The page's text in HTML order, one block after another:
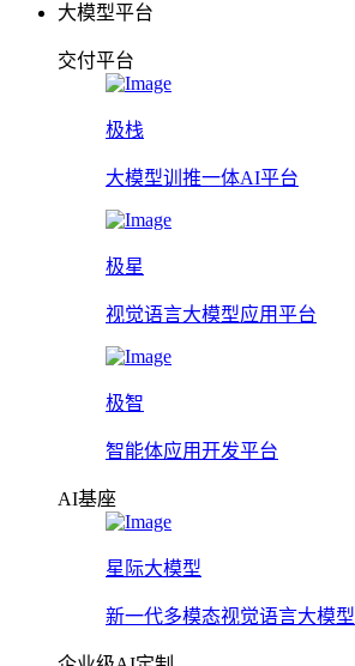
大模型平台
交付平台
极栈
大模型训推一体AI平台
极星
视觉语言大模型应用平台
极智
智能体应用开发平台
AI基座
星际大模型
新一代多模态视觉语言大模型